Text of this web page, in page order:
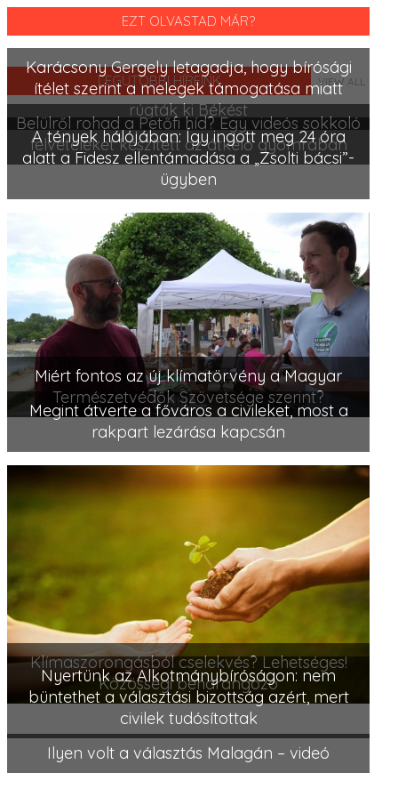
EZT OLVASTAD MÁR?
LEGUTÓBBI HÍREINK VIEW ALL
Karácsony Gergely letagadja, hogy bírósági
ítélet szerint a melegek támogatása miatt
rúgták ki Békést
Belülről rohad a Petőfi híd? Egy videós sokkoló
felvételeket készített az átkelő gyomrában
A tények hálójában: Így ingott meg 24 óra
alatt a Fidesz ellentámadása a „Zsolti bácsi”-
ügyben
Miért fontos az új klímatörvény a Magyar
Természetvédők Szövetsége szerint?
Megint átverte a főváros a civileket, most a
rakpart lezárása kapcsán
Klímaszorongásból cselekvés? Lehetséges!
Közösségi beharangozó
Nyertünk az Alkotmánybíróságon: nem
büntethet a választási bizottság azért, mert
civilek tudósítottak
Ilyen volt a választás Malagán – videó